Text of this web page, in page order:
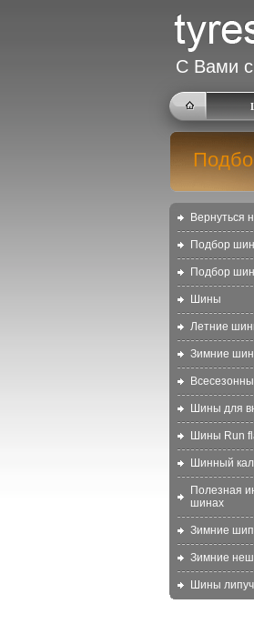
С Вами с
Вернуться
Подбор
Подбор
Шины
Летние
Зимние
Шины для
Шины Run
Шинный
Полезная
шинах
Зимние
Зимние
Шины